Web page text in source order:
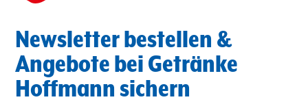
Newsletter bestellen &
Angebote bei Getränke
Hoffmann sichern